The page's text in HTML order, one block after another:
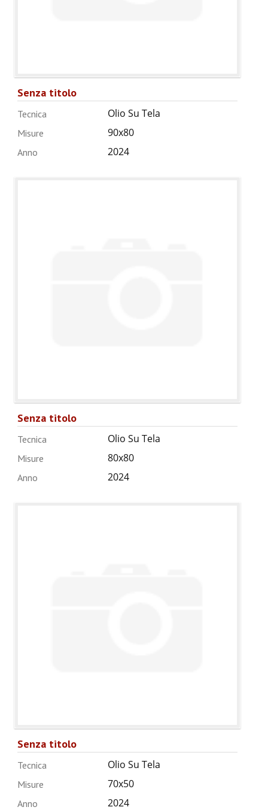
Senza titolo
Tecnica Olio Su Tela
Misure 90x80
Anno 2024
Senza titolo
Tecnica Olio Su Tela
Misure 80x80
Anno 2024
Senza titolo
Tecnica Olio Su Tela
Misure 70x50
Anno 2024